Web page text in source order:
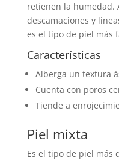
retienen la humedad.
descamaciones y
es el tipo de piel más
Características
Alberga un textura
Cuenta con poros
Tiende a
Piel mixta
Es el tipo de piel